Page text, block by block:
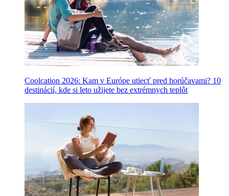
Coolcation 2026: Kam v Európe utiecť pred horúčavami? 10
destinácií, kde si leto užijete bez extrémnych teplôt